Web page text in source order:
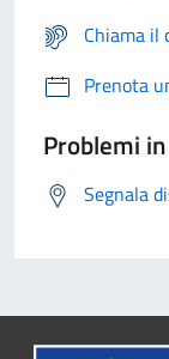
Chiama
Prenota
Problemi
Segnala